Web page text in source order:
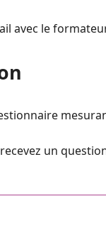
avec le
un